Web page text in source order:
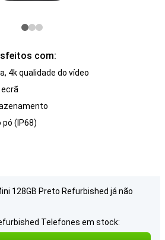
com:
4k qualidade do vídeo
ecrã
(IP68)
128GB Preto Refurbished já não
Telefones em stock: